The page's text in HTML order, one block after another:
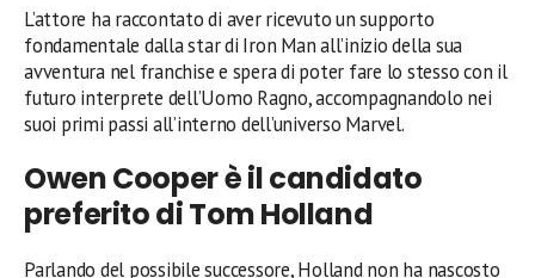
L’attore ha raccontato di aver ricevuto un supporto
fondamentale dalla star di Iron Man all’inizio della sua
avventura nel franchise e spera di poter fare lo stesso con il
futuro interprete dell’Uomo Ragno, accompagnandolo nei
suoi primi passi all’interno dell’universo Marvel.
Owen Cooper è il candidato
preferito di Tom Holland
Parlando del possibile successore, Holland non ha nascosto